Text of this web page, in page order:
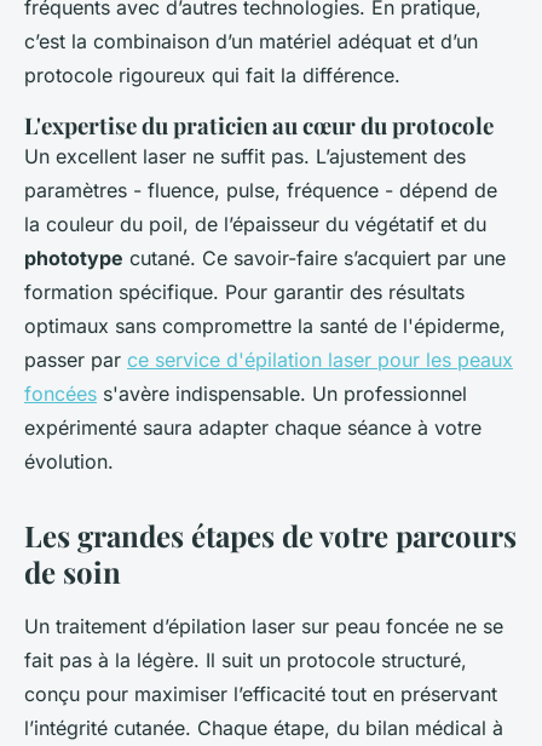
fréquents avec d’autres technologies. En pratique,
c’est la combinaison d’un matériel adéquat et d’un
protocole rigoureux qui fait la différence.
L'expertise du praticien au cœur du protocole
Un excellent laser ne suffit pas. L’ajustement des
paramètres - fluence, pulse, fréquence - dépend de
la couleur du poil, de l’épaisseur du végétatif et du
phototype cutané. Ce savoir-faire s’acquiert par une
formation spécifique. Pour garantir des résultats
optimaux sans compromettre la santé de l'épiderme,
passer par ce service d'épilation laser pour les peaux
foncées s'avère indispensable. Un professionnel
expérimenté saura adapter chaque séance à votre
évolution.
Les grandes étapes de votre parcours
de soin
Un traitement d’épilation laser sur peau foncée ne se
fait pas à la légère. Il suit un protocole structuré,
conçu pour maximiser l’efficacité tout en préservant
l’intégrité cutanée. Chaque étape, du bilan médical à